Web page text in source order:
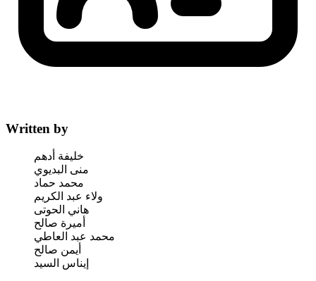
Written by
خليفة أدهم
منى البديوي
محمد حماد
ولاء عبد الكريم
هاني الحوتى
أميرة صالح
محمد عبد العاطي
أيمن صالح
إيناس السيد